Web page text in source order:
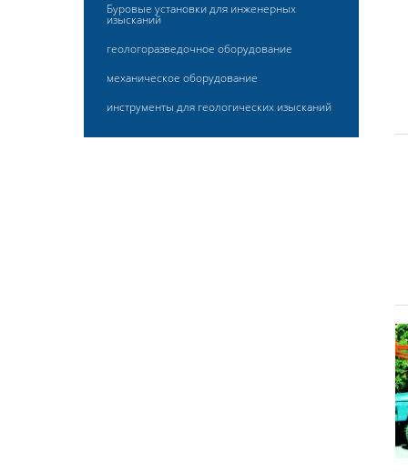
Буровые установки для инженерных
изысканий
геологоразведочное оборудование
механическое оборудование
инструменты для геологических изысканий